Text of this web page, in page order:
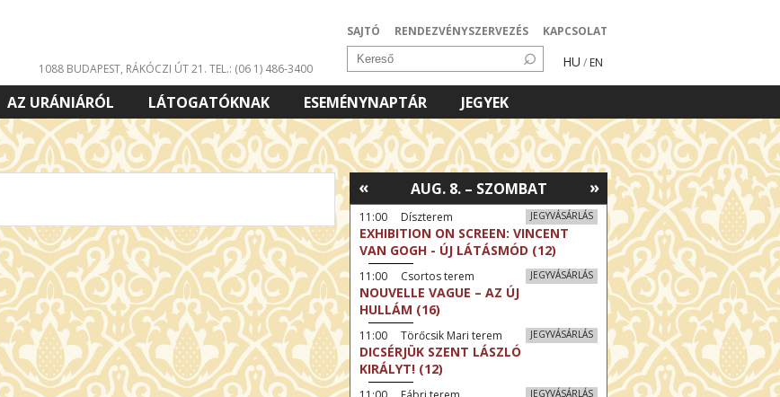
SAJTÓ RENDEZVÉNYSZERVEZÉS KAPCSOLAT
HU / EN
1088 BUDAPEST, RÁKÓCZI ÚT 21. TEL.: (06 1) 486-3400
AZ URÁNIÁRÓL LÁTOGATÓKNAK ESEMÉNYNAPTÁR
JEGYEK
»
AUG. 8. – SZOMBAT
«
JEGYVÁSÁRLÁS
11:00 Díszterem
EXHIBITION ON SCREEN: VINCENT
VAN GOGH - ÚJ LÁTÁSMÓD (12)
JEGYVÁSÁRLÁS
11:00 Csortos terem
NOUVELLE VAGUE – AZ ÚJ
HULLÁM (16)
JEGYVÁSÁRLÁS
11:00 Törőcsik Mari terem
DICSÉRJÜK SZENT LÁSZLÓ
KIRÁLYT! (12)
JEGYVÁSÁRLÁS